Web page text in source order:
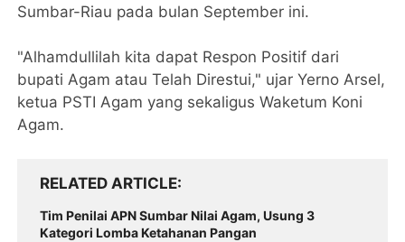
Sumbar-Riau pada bulan September ini.
"Alhamdullilah kita dapat Respon Positif dari
bupati Agam atau Telah Direstui," ujar Yerno Arsel,
ketua PSTI Agam yang sekaligus Waketum Koni
Agam.
RELATED ARTICLE
Tim Penilai APN Sumbar Nilai Agam, Usung 3
Kategori Lomba Ketahanan Pangan